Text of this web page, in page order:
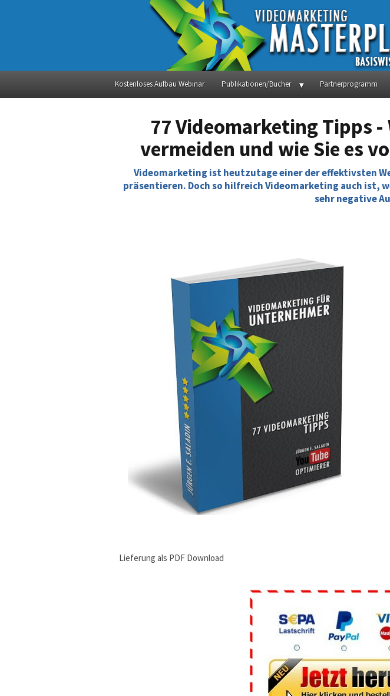
Kostenloses Aufbau Webinar Publikationen/Bücher Partnerprogramm
77 Videomarketing Tipps
vermeiden und wie Sie es
Videomarketing ist heutzutage einer der effektivsten
präsentieren. Doch so hilfreich Videomarketing auch ist,
sehr negative
Lieferung als PDF Download